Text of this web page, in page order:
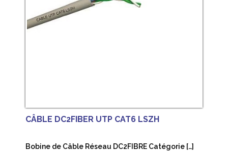
CÂBLE DC2FIBER UTP CAT6 LSZH
Bobine de Câble Réseau DC2FIBRE Catégorie […]